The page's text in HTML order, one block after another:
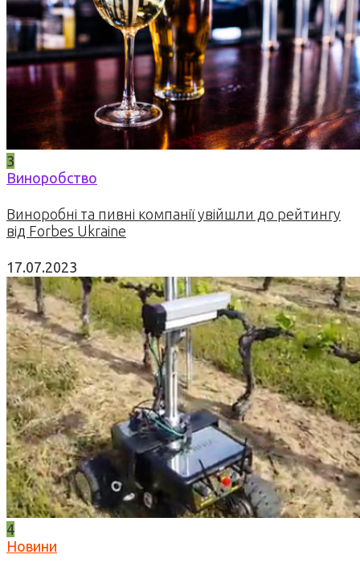
3
Виноробство
Виноробні та пивні компанії увійшли до рейтингу
від Forbes Ukraine
17.07.2023
4
Новини